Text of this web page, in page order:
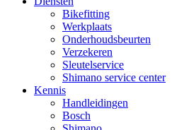
Bikefitting
Werkplaats
Onderhoudsbeurten
Verzekeren
Sleutelservice
Shimano service center
Kennis
Handleidingen
Bosch